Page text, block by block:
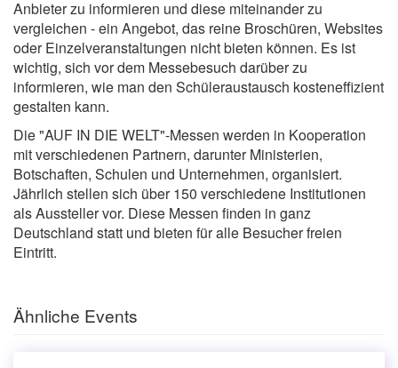
Anbieter zu informieren und diese miteinander zu
vergleichen - ein Angebot, das reine Broschüren, Websites
oder Einzelveranstaltungen nicht bieten können. Es ist
wichtig, sich vor dem Messebesuch darüber zu
informieren, wie man den Schüleraustausch kosteneffizient
gestalten kann.
Die "AUF IN DIE WELT"-Messen werden in Kooperation
mit verschiedenen Partnern, darunter Ministerien,
Botschaften, Schulen und Unternehmen, organisiert.
Jährlich stellen sich über 150 verschiedene Institutionen
als Aussteller vor. Diese Messen finden in ganz
Deutschland statt und bieten für alle Besucher freien
Eintritt.
Ähnliche Events